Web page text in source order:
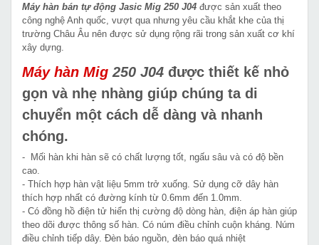
Máy hàn bán tự động Jasic Mig 250 J04 được sản xuất theo
công nghệ Anh quốc, vượt qua nhưng yêu cầu khắt khe của thị
trường Châu Âu nên được sử dụng rộng rãi trong sản xuất cơ khí
xây dựng.
Máy hàn Mig 250 J04 được thiết kế nhỏ
gọn và nhẹ nhàng giúp chúng ta di
chuyển một cách dễ dàng và nhanh
chóng.
- Mối hàn khi hàn sẽ có chất lượng tốt, ngấu sâu và có độ bền
cao.
- Thích hợp hàn vật liệu 5mm trở xuống. Sử dụng cỡ dây hàn
thích hợp nhất có đường kính từ 0.6mm đến 1.0mm.
- Có đồng hồ điện tử hiển thị cường độ dòng hàn, điện áp hàn giúp
theo dõi được thông số hàn. Có núm điều chỉnh cuộn kháng. Núm
điều chỉnh tiếp dây. Đèn báo nguồn, đèn báo quá nhiệt